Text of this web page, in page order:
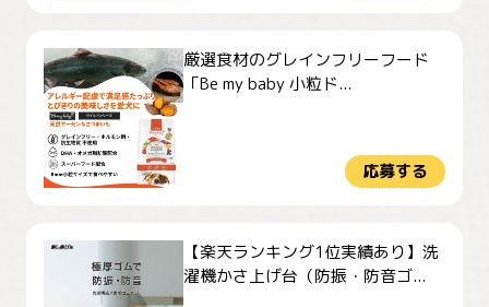
厳選食材のグレインフリーフード
「Be my baby 小粒ド...
応募する
【楽天ランキング1位実績あり】洗
濯機かさ上げ台（防振・防音ゴ...